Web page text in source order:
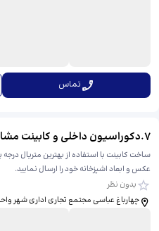
تماس
7
.دکوراسیون داخلی و کابینت
ساخت کابینت با استفاده از بهترین متریال
عکس و ابعاد اشپزخانه خود را ارسال نمایید.
بدون نظر
چهارباغ عباسی مجتمع تجاری اداری شهر واحد